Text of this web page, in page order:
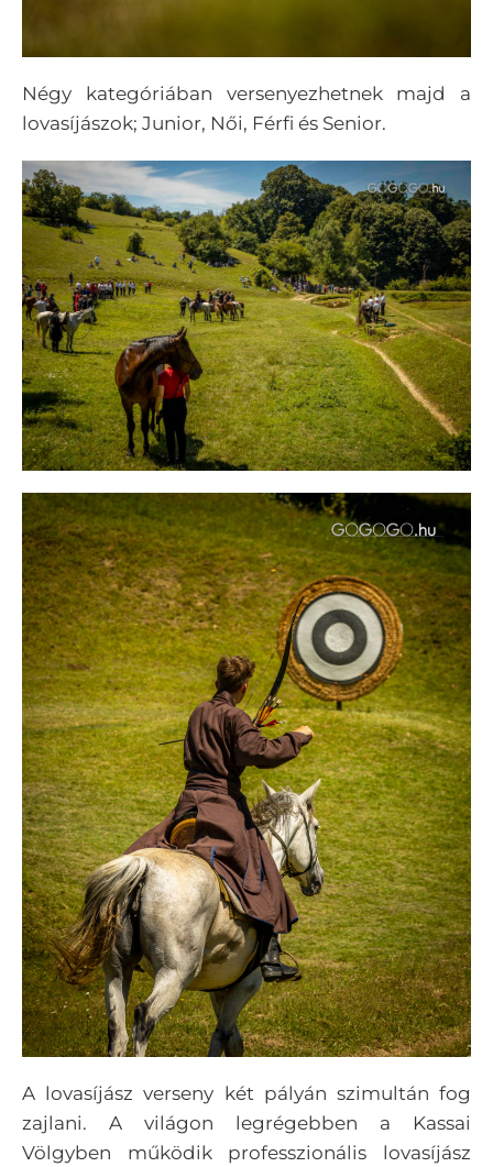
Négy kategóriában versenyezhetnek majd a
lovasíjászok; Junior, Női, Férfi és Senior.
A lovasíjász verseny két pályán szimultán fog
zajlani. A világon legrégebben a Kassai
Völgyben működik professzionális lovasíjász